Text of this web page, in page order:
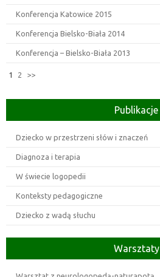
Konferencja Katowice 2015
Konferencja Bielsko-Biała 2014
Konferencja – Bielsko-Biała 2013
1 2 >>
Publikacje
Dziecko w przestrzeni słów i znaczeń
Diagnoza i terapia
W świecie logopedii
Konteksty pedagogiczne
Dziecko z wadą słuchu
Warsztaty